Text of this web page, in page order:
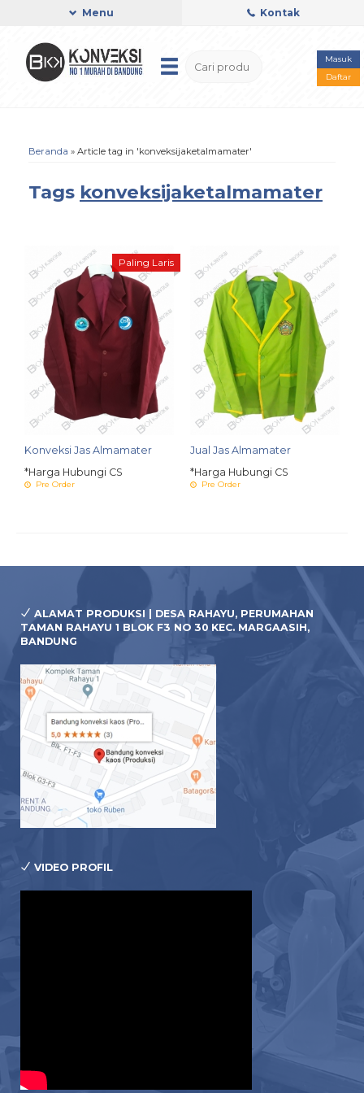
Menu Kontak
Masuk
Daftar
Beranda » Article tag in 'konveksijaketalmamater'
Tags konveksijaketalmamater
Paling Laris
Konveksi Jas Almamater
*Harga Hubungi CS
Pre Order
Jual Jas Almamater
*Harga Hubungi CS
Pre Order
ALAMAT PRODUKSI | DESA RAHAYU, PERUMAHAN
TAMAN RAHAYU 1 BLOK F3 NO 30 KEC. MARGAASIH,
BANDUNG
VIDEO PROFIL